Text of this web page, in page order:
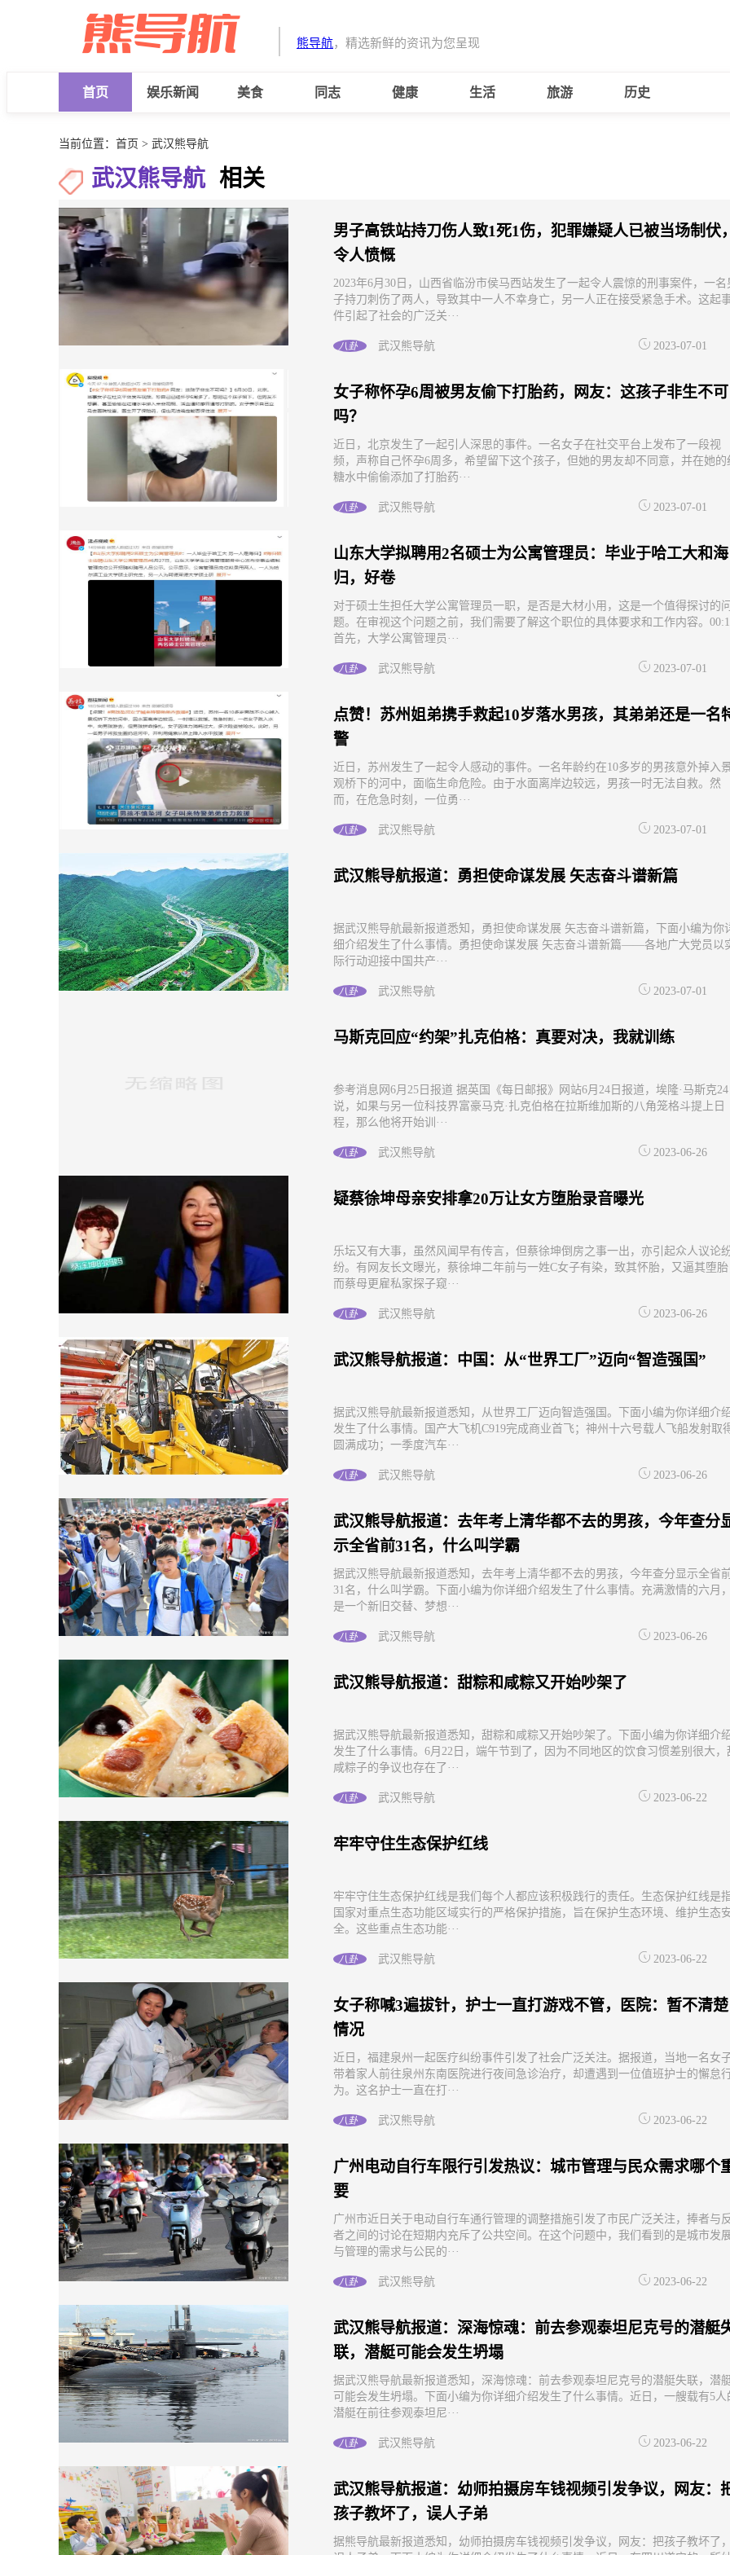
熊导航，精选新鲜的资讯为您呈现
首页 娱乐新闻 美食 同志 健康 生活 旅游 历史
当前位置： 首页 > 武汉熊导航
武汉熊导航 相关
男子高铁站持刀伤人致1死1伤，犯罪嫌疑人已被当场制伏，
令人愤慨
2023年6月30日，山西省临汾市侯马西站发生了一起令人震惊的刑事案件，一名
子持刀刺伤了两人，导致其中一人不幸身亡，另一人正在接受紧急手术。这起
件引起了社会的广泛关···
八卦 武汉熊导航 2023-07-01
女子称怀孕6周被男友偷下打胎药，网友：这孩子非生不可
吗？
近日，北京发生了一起引人深思的事件。一名女子在社交平台上发布了一段视
频，声称自己怀孕6周多，希望留下这个孩子，但她的男友却不同意，并在她的
糖水中偷偷添加了打胎药···
八卦 武汉熊导航 2023-07-01
山东大学拟聘用2名硕士为公寓管理员：毕业于哈工大和海
归，好卷
对于硕士生担任大学公寓管理员一职，是否是大材小用，这是一个值得探讨的问
题。在审视这个问题之前，我们需要了解这个职位的具体要求和工作内容。
首先，大学公寓管理员···
八卦 武汉熊导航 2023-07-01
点赞！苏州姐弟携手救起10岁落水男孩，其弟弟还是一名
警
近日，苏州发生了一起令人感动的事件。一名年龄约在10多岁的男孩意外掉入
观桥下的河中，面临生命危险。由于水面离岸边较远，男孩一时无法自救。然
而，在危急时刻，一位勇···
八卦 武汉熊导航 2023-07-01
武汉熊导航报道：勇担使命谋发展 矢志奋斗谱新篇
据武汉熊导航最新报道悉知，勇担使命谋发展 矢志奋斗谱新篇，下面小编为你
细介绍发生了什么事情。勇担使命谋发展 矢志奋斗谱新篇——各地广大党员以
际行动迎接中国共产···
八卦 武汉熊导航 2023-07-01
马斯克回应“约架”扎克伯格：真要对决，我就训练
参考消息网6月25日报道 据英国《每日邮报》网站6月24日报道，埃隆·马斯克24
说，如果与另一位科技界富豪马克·扎克伯格在拉斯维加斯的八角笼格斗提上日
程，那么他将开始训···
八卦 武汉熊导航 2023-06-26
疑蔡徐坤母亲安排拿20万让女方堕胎录音曝光
乐坛又有大事，虽然风闻早有传言，但蔡徐坤倒房之事一出，亦引起众人议论
纷。有网友长文曝光，蔡徐坤二年前与一姓C女子有染，致其怀胎，又逼其堕胎
而蔡母更雇私家探子窥···
八卦 武汉熊导航 2023-06-26
武汉熊导航报道：中国：从“世界工厂”迈向“智造强国”
据武汉熊导航最新报道悉知，从世界工厂迈向智造强国。下面小编为你详细介
发生了什么事情。国产大飞机C919完成商业首飞；神州十六号载人飞船发射取
圆满成功；一季度汽车···
八卦 武汉熊导航 2023-06-26
武汉熊导航报道：去年考上清华都不去的男孩，今年查分
示全省前31名，什么叫学霸
据武汉熊导航最新报道悉知，去年考上清华都不去的男孩，今年查分显示全省
31名，什么叫学霸。下面小编为你详细介绍发生了什么事情。充满激情的六月，
是一个新旧交替、梦想···
八卦 武汉熊导航 2023-06-26
武汉熊导航报道：甜粽和咸粽又开始吵架了
据武汉熊导航最新报道悉知，甜粽和咸粽又开始吵架了。下面小编为你详细介
发生了什么事情。6月22日，端午节到了，因为不同地区的饮食习惯差别很大，
咸粽子的争议也存在了···
八卦 武汉熊导航 2023-06-22
牢牢守住生态保护红线
牢牢守住生态保护红线是我们每个人都应该积极践行的责任。生态保护红线是
国家对重点生态功能区域实行的严格保护措施，旨在保护生态环境、维护生态
全。这些重点生态功能···
八卦 武汉熊导航 2023-06-22
女子称喊3遍拔针，护士一直打游戏不管，医院：暂不清楚
情况
近日，福建泉州一起医疗纠纷事件引发了社会广泛关注。据报道，当地一名女
带着家人前往泉州东南医院进行夜间急诊治疗，却遭遇到一位值班护士的懈怠
为。这名护士一直在打···
八卦 武汉熊导航 2023-06-22
广州电动自行车限行引发热议：城市管理与民众需求哪个
要
广州市近日关于电动自行车通行管理的调整措施引发了市民广泛关注，捧者与反
者之间的讨论在短期内充斥了公共空间。在这个问题中，我们看到的是城市发
与管理的需求与公民的···
八卦 武汉熊导航 2023-06-22
武汉熊导航报道：深海惊魂：前去参观泰坦尼克号的潜艇
联，潜艇可能会发生坍塌
据武汉熊导航最新报道悉知，深海惊魂：前去参观泰坦尼克号的潜艇失联，潜
可能会发生坍塌。下面小编为你详细介绍发生了什么事情。近日，一艘载有5人
潜艇在前往参观泰坦尼···
八卦 武汉熊导航 2023-06-22
武汉熊导航报道：幼师拍摄房车钱视频引发争议，网友：
孩子教坏了，误人子弟
据熊导航最新报道悉知，幼师拍摄房车钱视频引发争议，网友：把孩子教坏了，